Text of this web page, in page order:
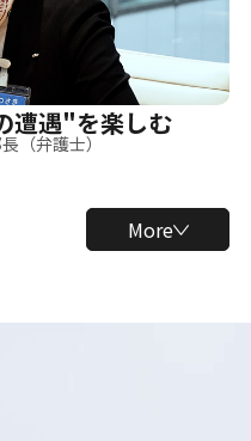
遭遇"を楽しむ
（弁護士）
More